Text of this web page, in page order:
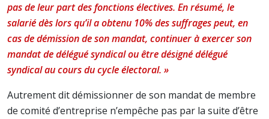
pas de leur part des fonctions électives. En résumé, le
salarié dès lors qu’il a obtenu 10% des suffrages peut, en
cas de démission de son mandat, continuer à exercer son
mandat de délégué syndical ou être désigné délégué
syndical au cours du cycle électoral. »
Autrement dit démissionner de son mandat de membre
de comité d’entreprise n’empêche pas par la suite d’être